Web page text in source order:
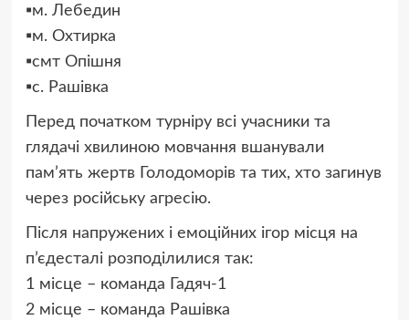
▪️м. Лебедин
▪️м. Охтирка
▪️смт Опішня
▪️с. Рашівка
Перед початком турніру всі учасники та
глядачі хвилиною мовчання вшанували
пам’ять жертв Голодоморів та тих, хто загинув
через російську агресію.
Після напружених і емоційних ігор місця на
п’єдесталі розподілилися так:
1 місце – команда Гадяч-1
2 місце – команда Рашівка